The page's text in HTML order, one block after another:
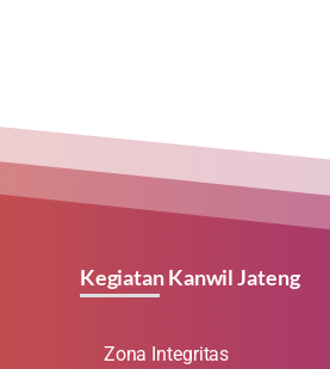
Kegiatan Kanwil Jateng
Zona Integritas